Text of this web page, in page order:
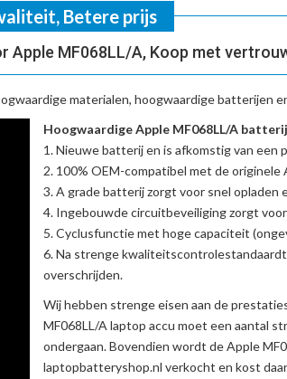
Betere prijs
Apple MF068LL/A, Koop met
materialen, hoogwaardige batterijen
Hoogwaardige Apple MF068LL/A
Nieuwe batterij en is afkomstig van een
100% OEM-compatibel met deoriginele
A grade batterij zorgt voor snel opladen
Ingebouwde circuitbeveiliging zorgt
Cyclusfunctie met hoge capaciteit
Na strenge
overschrijden.
Wij hebben strenge eisen aan de
MF068LL/A laptop accu moet een aantal
ondergaan. Bovendien wordt deApple
laptopbatteryshop.nl verkocht en kost